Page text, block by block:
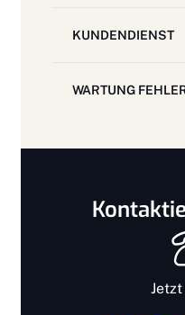
KUNDENDIENST
WARTUNG